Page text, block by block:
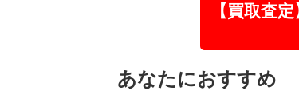
【買取査
あなたにおすすめ